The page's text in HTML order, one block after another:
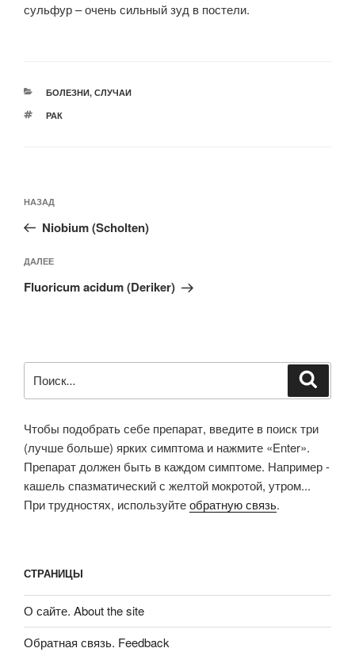
сульфур – очень сильный зуд в постели.
РУБРИКИ
БОЛЕЗНИ, СЛУЧАИ
МЕТКИ
РАК
по
записям
Предыдущая
запись:
НАЗАД
Niobium (Scholten)
Следующая
запись
ДАЛЕЕ
Fluoricum acidum (Deriker)
Чтобы подобрать себе препарат, введите в поиск три
(лучше больше) ярких симптома и нажмите «Enter».
Препарат должен быть в каждом симптоме. Например -
кашель спазматический с желтой мокротой, утром...
При трудностях, используйтеобратную связь.
СТРАНИЦЫ
О сайте. About the site
Обратная связь. Feedback